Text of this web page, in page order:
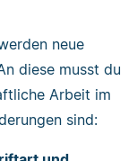
neue
diese musst du
Arbeit im
sind: